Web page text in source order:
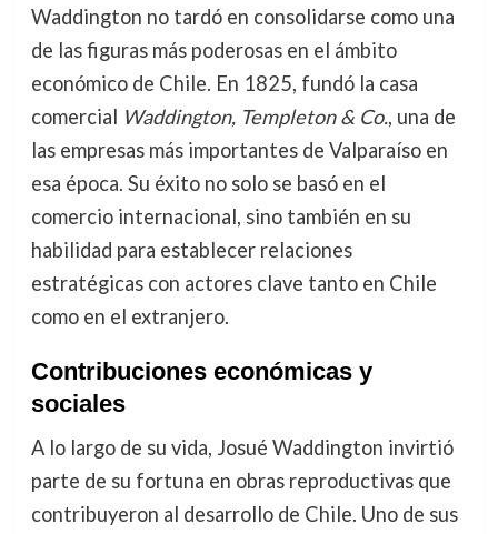
Waddington no tardó en consolidarse como una
de las figuras más poderosas en el ámbito
económico de Chile. En 1825, fundó la casa
comercial Waddington, Templeton & Co., una de
las empresas más importantes de Valparaíso en
esa época. Su éxito no solo se basó en el
comercio internacional, sino también en su
habilidad para establecer relaciones
estratégicas con actores clave tanto en Chile
como en el extranjero.
Contribuciones económicas y
sociales
A lo largo de su vida, Josué Waddington invirtió
parte de su fortuna en obras reproductivas que
contribuyeron al desarrollo de Chile. Uno de sus